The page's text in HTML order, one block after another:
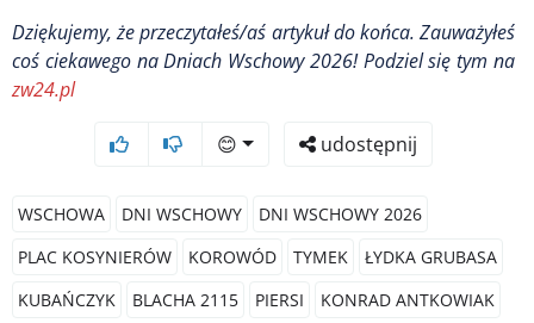
Dziękujemy, że przeczytałeś/aś artykuł do końca. Zauważyłeś
coś ciekawego na Dniach Wschowy 2026! Podziel się tym na
zw24.pl
😊 udostępnij
WSCHOWA DNI WSCHOWY
DNI WSCHOWY 2026
PLAC KOSYNIERÓW
KOROWÓD TYMEK
ŁYDKA GRUBASA
KUBAŃCZYK
BLACHA 2115 PIERSI
KONRAD ANTKOWIAK